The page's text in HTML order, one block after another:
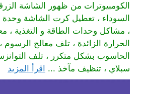
الكومبيوترات من ظهور الشاشة
السوداء ، تعطيل كرت الشاشة وحدة
، مشاكل وحدات الطاقة و التغذية ،
الحرارة الزائدة ، تلف معالج الرسوم
الحاسوب بشكل متكرر ، تلف
سبلاي ، تنظيف مآخذ ... اقرأ المزيد